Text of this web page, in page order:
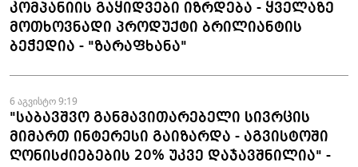
კომპანიის გაყიდვები იზრდება - ყველაზე
მოთხოვნადი პროდუქტი ბრილიანტის
ბეჭედია - "ზარაფხანა"
6 აგვისტო 9:19
"საბავშვო განმავითარებელი სივრცის
მიმართ ინტერესი გაიზარდა - აგვისტოში
ღონისძიებების 20% უკვე დაჯავშნილია" -